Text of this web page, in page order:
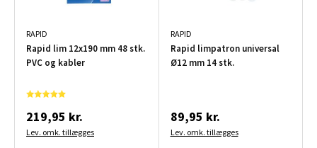
RAPID
Rapid lim 12x190 mm 48 stk.
PVC og kabler
219,95 kr.
Lev. omk. tillægges
RAPID
Rapid limpatron universal
Ø12 mm 14 stk.
89,95 kr.
Lev. omk. tillægges